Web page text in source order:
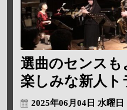
選曲のセンスも
楽しみな新人ト
2025年06月04日 水曜日